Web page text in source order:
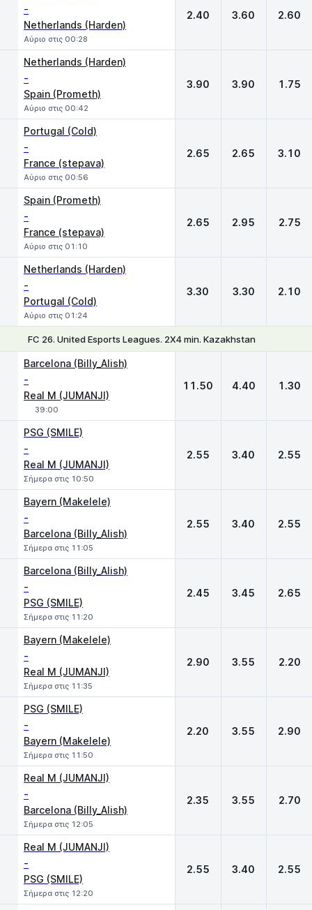
-
Netherlands (Harden)
Αύριο στις 00:28
2.40 3.60 2.60
Netherlands (Harden)
-
Spain (Prometh)
Αύριο στις 00:42
3.90 3.90 1.75
Portugal (Cold)
-
France (stepava)
Αύριο στις 00:56
2.65 2.65 3.10
Spain (Prometh)
-
France (stepava)
Αύριο στις 01:10
2.65 2.95 2.75
Netherlands (Harden)
-
Portugal (Cold)
Αύριο στις 01:24
3.30 3.30 2.10
FC 26. United Esports Leagues. 2X4 min. Kazakhstan
Barcelona (Billy_Alish)
-
Real M (JUMANJI)
39:00
11.50 4.40 1.30
PSG (SMILE)
-
Real M (JUMANJI)
Σήμερα στις 10:50
2.55 3.40 2.55
Bayern (Makelele)
-
Barcelona (Billy_Alish)
Σήμερα στις 11:05
2.55 3.40 2.55
Barcelona (Billy_Alish)
-
PSG (SMILE)
Σήμερα στις 11:20
2.45 3.45 2.65
Bayern (Makelele)
-
Real M (JUMANJI)
Σήμερα στις 11:35
2.90 3.55 2.20
PSG (SMILE)
-
Bayern (Makelele)
Σήμερα στις 11:50
2.20 3.55 2.90
Real M (JUMANJI)
-
Barcelona (Billy_Alish)
Σήμερα στις 12:05
2.35 3.55 2.70
Real M (JUMANJI)
-
PSG (SMILE)
Σήμερα στις 12:20
2.55 3.40 2.55